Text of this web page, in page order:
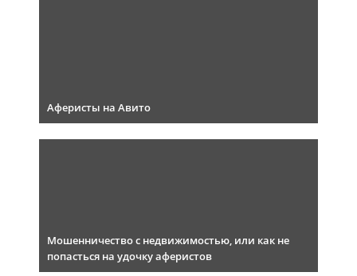
Аферисты на Авито
Мошенничество с недвижимостью, или как не
попасться на удочку аферистов